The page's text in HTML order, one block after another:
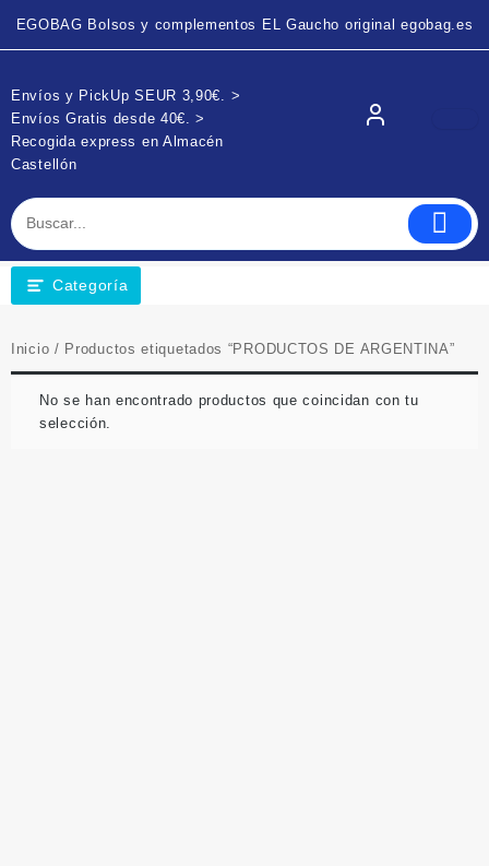
EGOBAG Bolsos y complementos EL Gaucho original egobag.es
Envíos y PickUp SEUR 3,90€. >
Envíos Gratis desde 40€. >
Recogida express en Almacén
Castellón
Categoría
Inicio / Productos etiquetados “PRODUCTOS DE ARGENTINA”
No se han encontrado productos que coincidan con tu
selección.